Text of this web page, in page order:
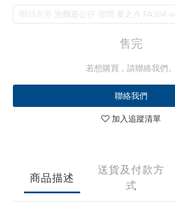
明日方舟 泡麵蓋公仔 澄閃 夏之卉 FA394
售完
若想購買，請聯絡我們。
聯絡我們
加入追蹤清單
商品描述
送貨及付款方
式